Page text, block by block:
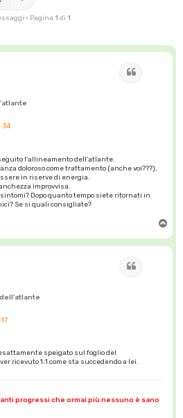
• Pagina 1 di 1
l'allineamento dell'atlante.
doloroso come trattamento (anche voi???),
in riserve di energia.
improvvisa.
Dopo quanto tempo siete ritornati in
Se si quali consigliate?
p
speigato sul foglio del
ricevuto 1:1 come sta succedendo a lei.
progressi che ormai più nessuno è sano